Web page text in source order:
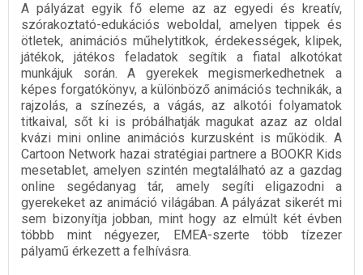
A pályázat egyik fő eleme az az egyedi és kreatív,
szórakoztató-edukációs weboldal, amelyen tippek és
ötletek, animációs műhelytitkok, érdekességek, klipek,
játékok, játékos feladatok segítik a fiatal alkotókat
munkájuk során. A gyerekek megismerkedhetnek a
képes forgatókönyv, a különböző animációs technikák, a
rajzolás, a színezés, a vágás, az alkotói folyamatok
titkaival, sőt ki is próbálhatják magukat azaz az oldal
kvázi mini online animációs kurzusként is működik. A
Cartoon Network hazai stratégiai partnere a BOOKR Kids
mesetablet, amelyen szintén megtalálható az a gazdag
online segédanyag tár, amely segíti eligazodni a
gyerekeket az animáció világában. A pályázat sikerét mi
sem bizonyítja jobban, mint hogy az elmúlt két évben
többb mint négyezer, EMEA-szerte több tízezer
pályamű érkezett a felhívásra.